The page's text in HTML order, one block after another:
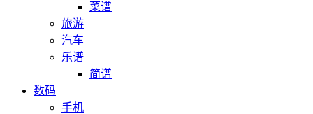
菜谱
旅游
汽车
乐谱
简谱
数码
手机